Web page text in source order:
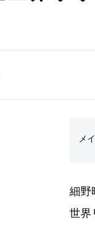
メ
細野
世界